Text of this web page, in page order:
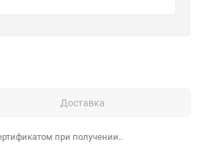
Доставка
при получении..